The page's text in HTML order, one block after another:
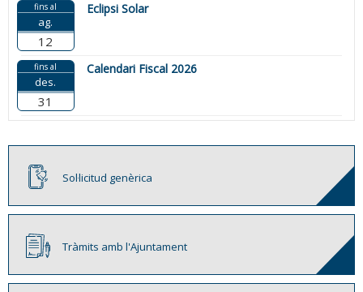
fins al
ag.
12
Eclipsi Solar
fins al
des.
31
Calendari Fiscal 2026
Sol·licitud genèrica
Tràmits amb l'Ajuntament